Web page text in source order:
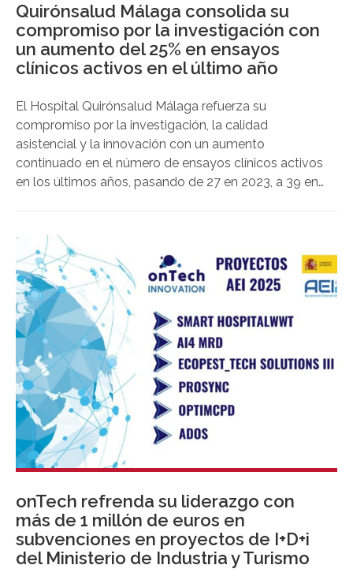
Quirónsalud Málaga consolida su
compromiso por la investigación con
un aumento del 25% en ensayos
clínicos activos en el último año
El Hospital Quirónsalud Málaga refuerza su
compromiso por la investigación, la calidad
asistencial y la innovación con un aumento
continuado en el número de ensayos clínicos activos
en los últimos años, pasando de 27 en 2023, a 39 en
onTech refrenda su liderazgo con
más de 1 millón de euros en
subvenciones en proyectos de I+D+i
del Ministerio de Industria y Turismo